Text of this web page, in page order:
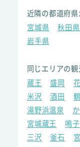
近隣の都道府
宮城県
秋田県
岩手県
同じエリアの
蔵王
盛岡
米沢
酒田
湯野浜温泉
宮城蔵王
鳴子
三沢
釜石